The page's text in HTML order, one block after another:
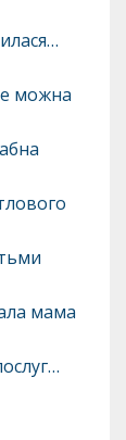
можна
мама